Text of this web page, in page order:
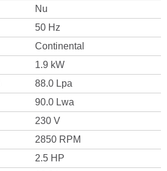
Nu
50 Hz
Continental
1.9 kW
88.0 Lpa
90.0 Lwa
230 V
2850 RPM
2.5 HP